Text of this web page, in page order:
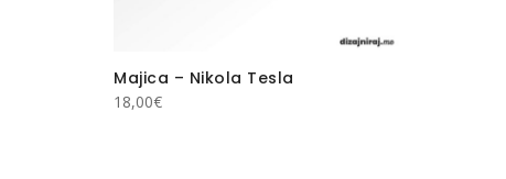
Majica – Nikola Tesla
18,00€